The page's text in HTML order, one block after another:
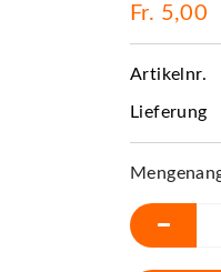
Fr. 5,00
Artikelnr.
Lieferung